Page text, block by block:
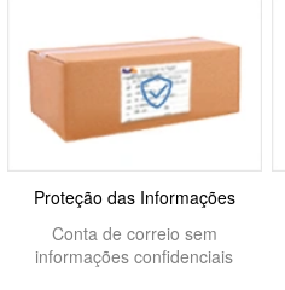
Proteção das Informações
Conta de correio sem
informações confidenciais